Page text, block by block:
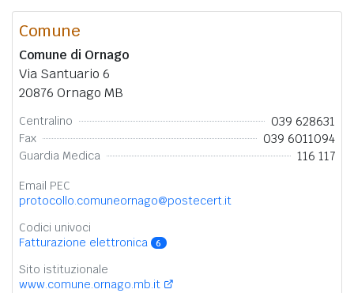
Comune
Comune di Ornago
Via Santuario 6
20876 Ornago MB
Centralino 039 628631
Fax 039 6011094
Guardia Medica 116 117
Email PEC
protocollo.comuneornago@postecert.it
Codici univoci
Fatturazione elettronica
6
Sito istituzionale
www.comune.ornago.mb.it